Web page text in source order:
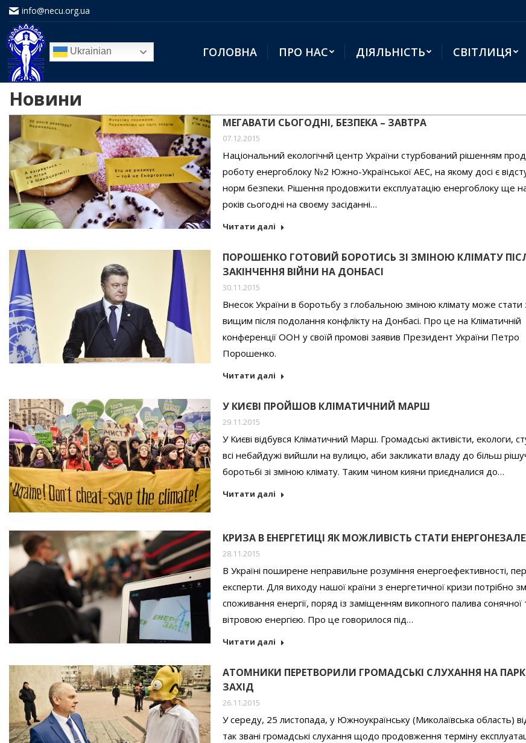
info@necu.org.ua
Ukrainian ГОЛОВНА ПРО НАС ДІЯЛЬНІСТЬ СВІТЛИЦЯ
Новини
МЕГАВАТИ СЬОГОДНІ, БЕЗПЕКА – ЗАВТРА
07.12.2015
Національний екологічнй центр України стурбований рішенням
роботу енергоблоку №2 Южно-Української АЕС, на якому досі є
норм безпеки. Рішення продовжити експлуатацію енергоблоку ще
років сьогодні на своєму засіданні…
Читати далі
ПОРОШЕНКО ГОТОВИЙ БОРОТИСЬ ЗІ ЗМІНОЮ КЛІМАТУ
ЗАКІНЧЕННЯ ВІЙНИ НА ДОНБАСІ
30.11.2015
Внесок України в боротьбу з глобальною зміною клімату може стати
вищим після подолання конфлікту на Донбасі. Про це на Кліматичній
конференції ООН у своїй промові заявив Президент України Петро
Порошенко.
Читати далі
У КИЄВІ ПРОЙШОВ КЛІМАТИЧНИЙ МАРШ
29.11.2015
У Києві відбувся Кліматичний Марш. Громадські активісти, екологи,
всі небайдужі вийшли на вулицю, аби закликати владу до більш
боротьбі зі зміною клімату. Таким чином кияни приєдналися до…
Читати далі
КРИЗА В ЕНЕРГЕТИЦІ ЯК МОЖЛИВІСТЬ СТАТИ
28.11.2015
В Україні поширене неправильне розуміння енергоефективності,
експерти. Для виходу нашої країни з енергетичної кризи потрібно
споживання енергії, поряд із заміщенням викопного палива сонячної
вітровою енергією. Про це говорилося під…
Читати далі
АТОМНИКИ ПЕРЕТВОРИЛИ ГРОМАДСЬКІ СЛУХАННЯ НА
ЗАХІД
26.11.2015
У середу, 25 листопада, у Южноукраїнську (Миколаївська область)
так звані громадські слухання щодо продовження терміну